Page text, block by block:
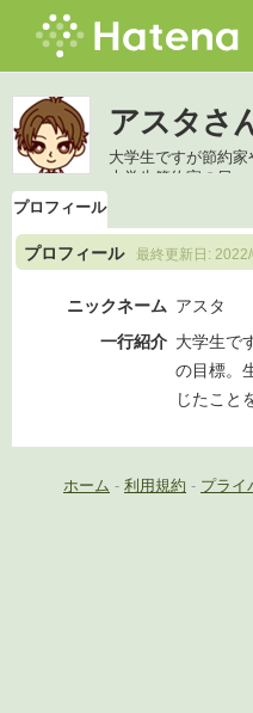
アスタさ
大学生ですが節約
大学生節約家の日
プロフィール
プロフィール 最終更新日:
ニックネーム アスタ
一行紹介 大学生で
の目標。
じたこと
ホーム - 利用規約 - プライ